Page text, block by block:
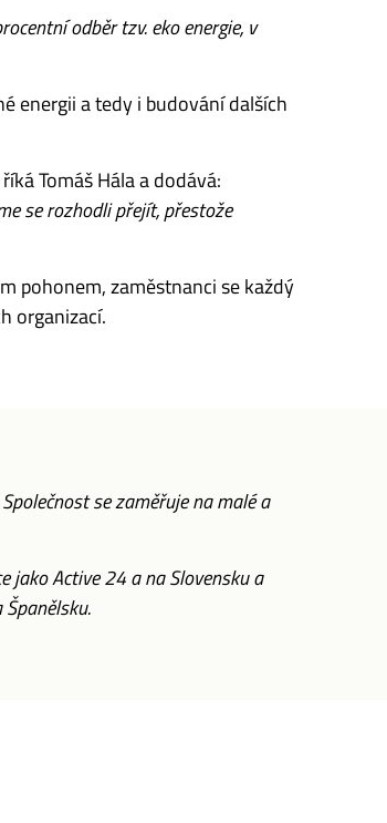
odběr tzv. eko energie, v
energii a tedy i budování dalších
říká Tomáš Hála a dodává:
se rozhodli přejít, přestože
pohonem, zaměstnanci se každý
organizací.
se zaměřuje na malé a
jako Active 24 a na Slovensku a